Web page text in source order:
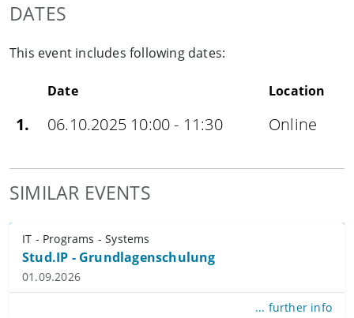
DATES
This event includes following dates:
Date Location
1. 06.10.2025 10:00 - 11:30 Online
SIMILAR EVENTS
IT - Programs - Systems
Stud.IP - Grundlagenschulung
01.09.2026
... further info